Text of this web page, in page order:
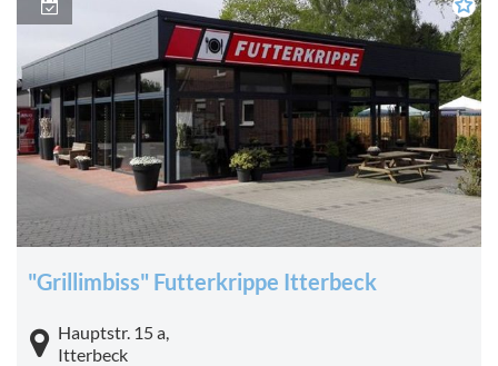
"Grillimbiss" Futterkrippe Itterbeck
Hauptstr. 15 a,
Itterbeck